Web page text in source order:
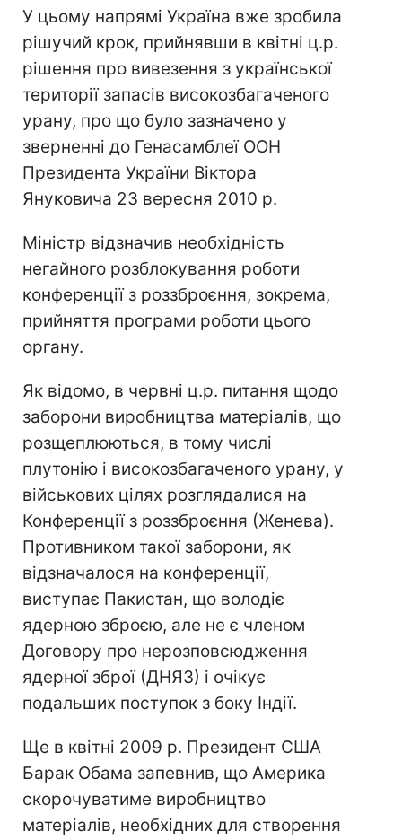
У цьому напрямі Україна вже зробила
рішучий крок, прийнявши в квітні ц.р.
рішення про вивезення з української
території запасів високозбагаченого
урану, про що було зазначено у
зверненні до Генасамблеї ООН
Президента України Віктора
Януковича 23 вересня 2010 р.
Міністр відзначив необхідність
негайного розблокування роботи
конференції з роззброєння, зокрема,
прийняття програми роботи цього
органу.
Як відомо, в червні ц.р. питання щодо
заборони виробництва матеріалів, що
розщеплюються, в тому числі
плутонію і високозбагаченого урану, у
військових цілях розглядалися на
Конференції з роззброєння (Женева).
Противником такої заборони, як
відзначалося на конференції,
виступає Пакистан, що володіє
ядерною зброєю, але не є членом
Договору про нерозповсюдження
ядерної зброї (ДНЯЗ) і очікує
подальших поступок з боку Індії.
Ще в квітні 2009 р. Президент США
Барак Обама запевнив, що Америка
скорочуватиме виробництво
матеріалів, необхідних для створення